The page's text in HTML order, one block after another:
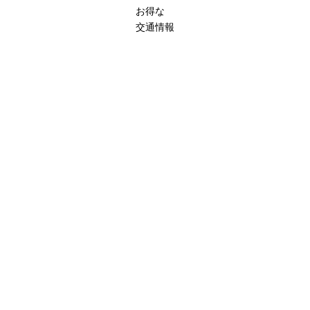
お得な
交通情報